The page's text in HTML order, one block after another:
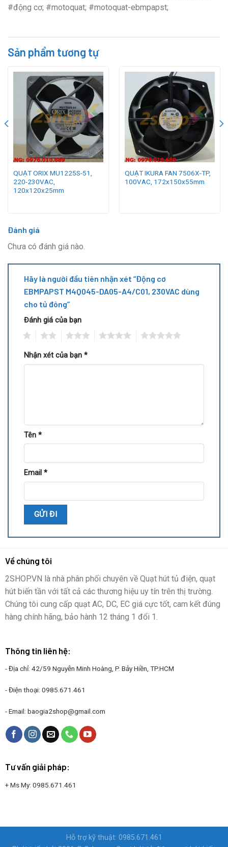
#động cơ; #motoquat; #motoquat-ebmpapst;
Sản phẩm tương tự
QUẠT ORIX MU1225S-51,
220-230VAC,
120x120x25mm
QUẠT IKURA FAN 7506X-TP,
100VAC, 172x150x55mm
Đánh giá
Chưa có đánh giá nào.
Hãy là người đầu tiên nhận xét “Động cơ
EBMPAPST M4Q045-DA05-A4/C01, 230VAC dùng
cho tủ đông”
Đánh giá của bạn
Nhận xét của bạn *
Tên *
Email *
Về chúng tôi
2SHOP.VN là nhà phân phối chuyên về Quạt hút tủ điện, quạt
hút biến tần với tất cả các thương hiệu uy tín trên thị trường.
Chúng tôi cung cấp quạt AC, DC, EC giá cực tốt, cam kết đúng
hàng chính hãng, bảo hành 12 tháng 1 đổi 1.
Thông tin liên hệ:
- Địa chỉ: 42/59 Nguyễn Minh Hoàng, P. Bảy Hiền, TP.HCM
- Điện thoại: 0985.671.461
- Email: baogia2shop@gmail.com
Tư vấn giải pháp:
+ Ms My: 0985.671.461
Hỗ trợ kỹ thuật: 0985.671.461